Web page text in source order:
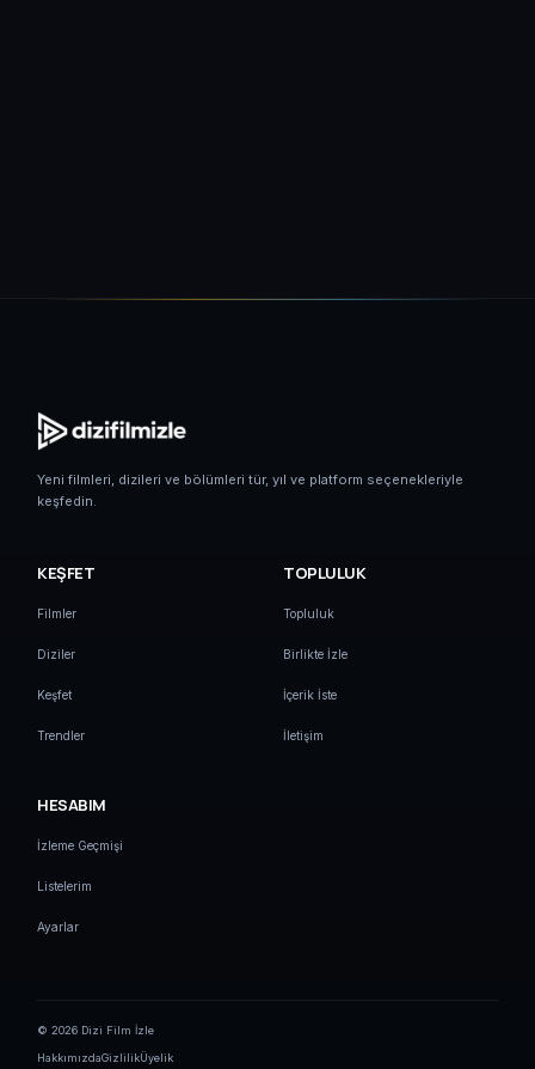
Yeni filmleri, dizileri ve bölümleri tür, yıl ve platform seçenekleriyle
keşfedin.
KEŞFET
Filmler
Diziler
Keşfet
Trendler
TOPLULUK
Topluluk
Birlikte İzle
İçerik İste
İletişim
HESABIM
İzleme Geçmişi
Listelerim
Ayarlar
© 2026 Dizi Film İzle
HakkımızdaGizlilikÜyelik